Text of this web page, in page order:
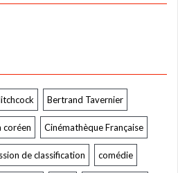
Bertrand Tavernier
coréen Cinémathèque Française
de classification comédie